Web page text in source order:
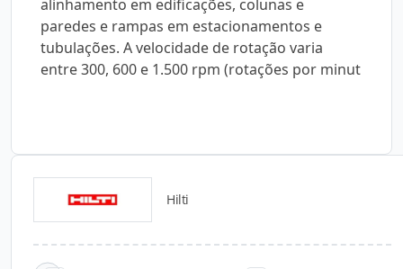
alinhamento em edificações, colunas e
paredes e rampas em estacionamentos e
tubulações. A velocidade de rotação varia
entre 300, 600 e 1.500 rpm (rotações por minut
Hilti
Catálogos para Download